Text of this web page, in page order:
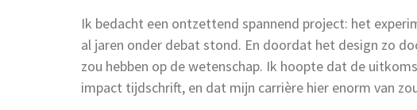
Ik bedacht een ontzettend spannend project: het
al jaren onder debat stond. En doordat het design zo
zou hebben op de wetenschap. Ik hoopte dat de
impact tijdschrift, en dat mijn carrière hier enorm van